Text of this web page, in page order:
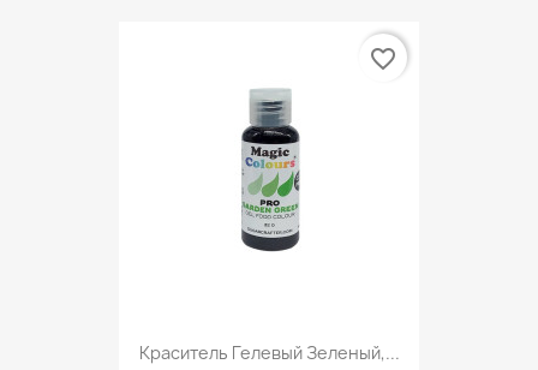
Краситель Гелевый Зеленый,...
favorite_border